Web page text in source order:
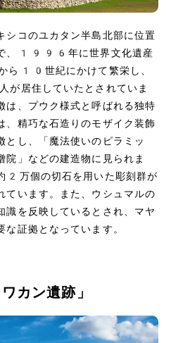
シコのユカタン半島北部に位置
で、1996年に世界文化遺産
ら10世紀にかけて繁栄し、
住していたとされていま
は、プウク様式と呼ばれる独特
、精巧な石造りのモザイク装飾
とし、「魔法使いのピラミッ
院」などの建造物に見られま
2万個の切石を用いた彫刻群が
ています。また、ウシュマルの
識を反映しているとされ、マヤ
証拠となっています。
カン遺跡」